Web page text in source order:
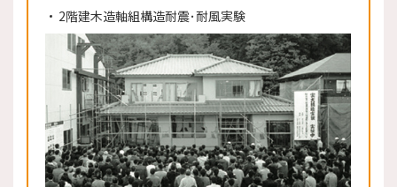
2階建木造軸組構造耐震･耐風実験